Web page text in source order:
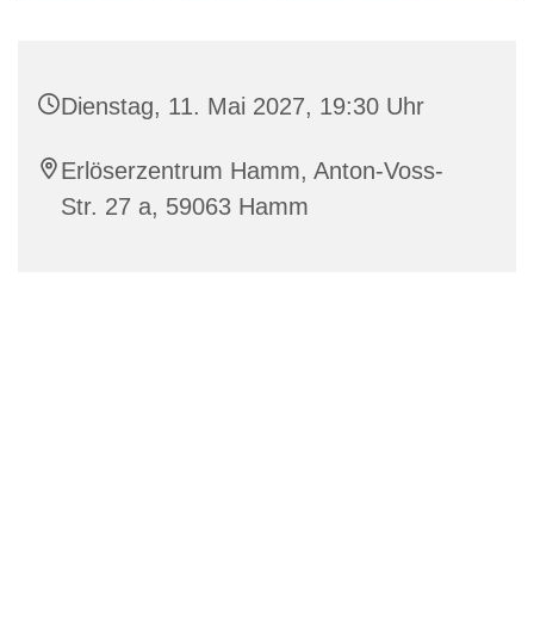
Dienstag, 11. Mai 2027, 19:30 Uhr
Erlöserzentrum Hamm, Anton-Voss-
Str. 27 a, 59063 Hamm